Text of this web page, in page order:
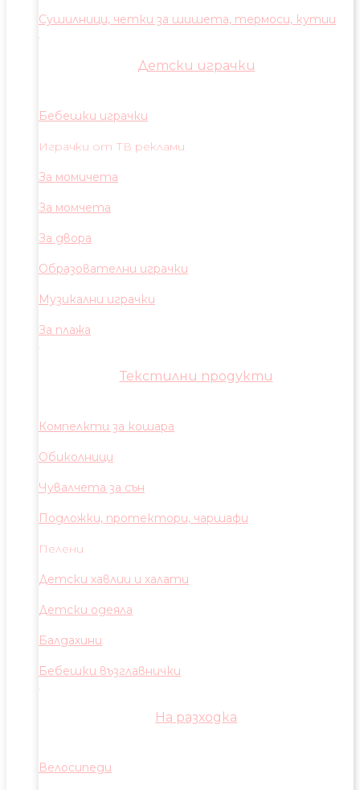
Сушилници, четки за шишета, термоси, кутии
Детски играчки
Бебешки играчки
Играчки от ТВ реклами
За момичета
За момчета
За двора
Образователни играчки
Музикални играчки
За плажа
Текстилни продукти
Компелкти за кошара
Обиколници
Чувалчета за сън
Подложки, протектори, чаршафи
Пелени
Детски хавлии и халати
Детски одеяла
Балдахини
Бебешки възглавнички
На разходка
Велосипеди